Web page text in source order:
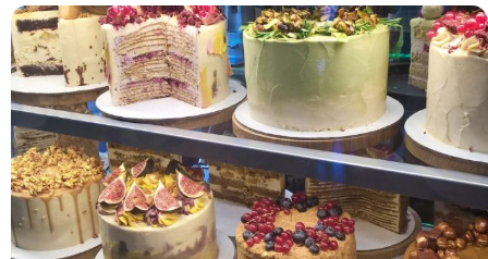
Pão
Salada
Almoço
Cocada